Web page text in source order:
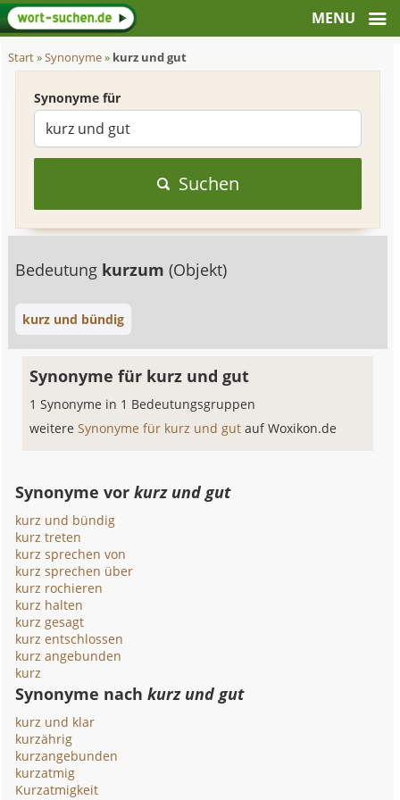
Start»Synonyme» kurz und gut
Synonyme für
Suchen
Bedeutung kurzum(Objekt)
kurz und bündig
Synonyme für kurz und gut
1 Synonyme in 1 Bedeutungsgruppen
weitereSynonyme für kurz und gutauf Woxikon.de
Synonyme vorkurz und gut
kurz und bündig
kurz treten
kurz sprechen von
kurz sprechen über
kurz rochieren
kurz halten
kurz gesagt
kurz entschlossen
kurz angebunden
kurz
Synonyme nachkurz und gut
kurz und klar
kurzährig
kurzangebunden
kurzatmig
Kurzatmigkeit